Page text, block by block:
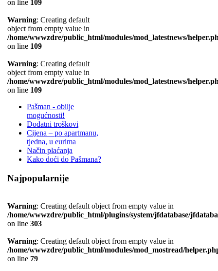
on line 109
Warning: Creating default
object from empty value in
/home/wwwzdre/public_html/modules/mod_latestnews/
on line 109
Warning: Creating default
object from empty value in
/home/wwwzdre/public_html/modules/mod_latestnews/
on line 109
Pašman - obilje
mogućnosti!
Dodatni troškovi
Cijena – po apartmanu,
tjedna, u eurima
Način plaćanja
Kako doći do Pašmana?
Najpopularnije
Warning: Creating default object from empty value in
/home/wwwzdre/public_html/plugins/system/jfdatabase/
on line 303
Warning: Creating default object from empty value in
/home/wwwzdre/public_html/modules/mod_mostread/
on line 79